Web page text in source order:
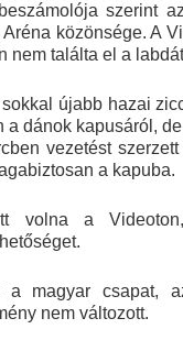
szerint
közönsége. A
nem találta el a
újabb hazai
a dánok kapusáról,
vezetést
a kapuba.
volna a
a magyar csapat,
nem változott.